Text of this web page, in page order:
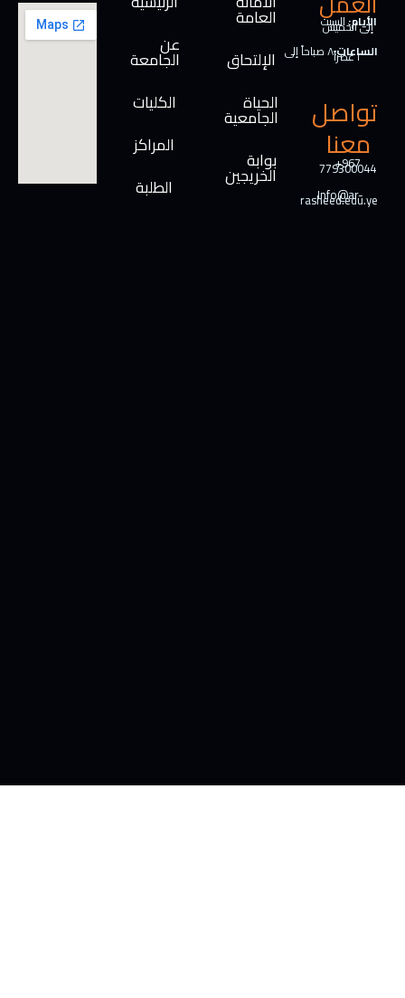
الأيام:السبت
إلى الخميس
الساعات: ٨ صباحاً إلى ٢ عصراً
تواصل
معنا
+967
779300044
Info@ar-
rasheed.edu.ye
العامة
الإلتحاق
الحياة
الجامعية
بوابة
الخريجين
عن
الجامعة
الكليات
المراكز
الطلبة